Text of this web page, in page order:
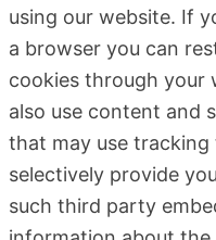
using our website. If
a browser you can
cookies through your
also use content and
that may use tracking
selectively provide
such third party